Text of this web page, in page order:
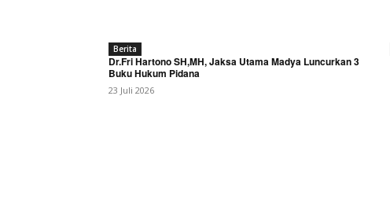
Berita
Dr.Fri Hartono SH,MH, Jaksa Utama Madya Luncurkan 3
Buku Hukum Pidana
23 Juli 2026